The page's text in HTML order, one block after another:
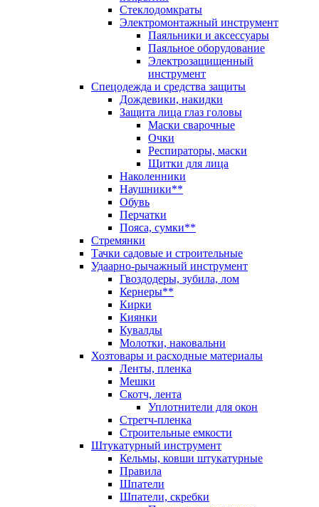
Стеклодомкраты
Электромонтажный инструмент
Паяльники и аксессуары
Паяльное оборудование
Электрозащищенный
инструмент
Спецодежда и средства защиты
Дождевики, накидки
Защита лица глаз головы
Маски сварочные
Очки
Респираторы, маски
Щитки для лица
Наколенники
Наушники**
Обувь
Перчатки
Пояса, сумки**
Стремянки
Тачки садовые и строительные
Удаарно-рычажный инструмент
Гвоздодеры, зубила, лом
Кернеры**
Кирки
Киянки
Кувалды
Молотки, наковальни
Хозтовары и расходные материалы
Ленты, пленка
Мешки
Скотч, лента
Уплотнители для окон
Стретч-пленка
Строительные емкости
Штукатурный инструмент
Кельмы, ковши штукатурные
Правила
Шпатели
Шпатели, скребки